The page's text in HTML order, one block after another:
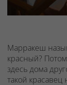
Марракеш
красный?
здесь дома
такой красавец